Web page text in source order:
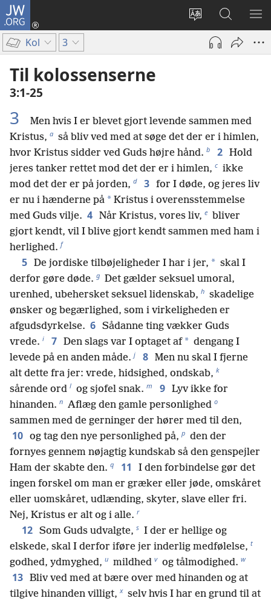
JW.ORG
Vælg
sprog
Log
på
(åbner
Søg
på
JW.ORG
VIS
Kol 3
Til kolossenserne
3:1-25
3
Men hvis I er blevet gjort levende sammen med
Kristus, a så bliv ved med at søge det der er i himlen,
hvor Kristus sidder ved Guds højre hånd. b 2 Hold
jeres tanker rettet mod det der er i himlen, c ikke
mod det der er på jorden, d 3 for I døde, og jeres liv
er nu i hænderne på * Kristus i overensstemmelse
med Guds vilje. 4 Når Kristus, vores liv, e bliver
gjort kendt, vil I blive gjort kendt sammen med ham i
herlighed. f
5 De jordiske tilbøjeligheder I har i jer, * skal I
derfor gøre døde. g Det gælder seksuel umoral,
urenhed, ubehersket seksuel lidenskab, h skadelige
ønsker og begærlighed, som i virkeligheden er
afgudsdyrkelse. 6 Sådanne ting vækker Guds
vrede. i 7 Den slags var I optaget af * dengang I
levede på en anden måde. j 8 Men nu skal I fjerne
alt dette fra jer: vrede, hidsighed, ondskab, k
sårende ord l og sjofel snak. m 9 Lyv ikke for
hinanden. n Aflæg den gamle personlighed o
sammen med de gerninger der hører med til den,
10 og tag den nye personlighed på, p den der
fornyes gennem nøjagtig kundskab så den genspejler
Ham der skabte den. q 11
I den forbindelse gør det
ingen forskel om man er græker eller jøde, omskåret
eller uomskåret, udlænding, skyter, slave eller fri.
Nej, Kristus er alt og i alle. r
12 Som Guds udvalgte, s I der er hellige og
elskede, skal I derfor iføre jer inderlig medfølelse, t
godhed, ydmyghed, u mildhed v og tålmodighed. w
13 Bliv ved med at bære over med hinanden og at
tilgive hinanden villigt, x selv hvis I har en grund til at